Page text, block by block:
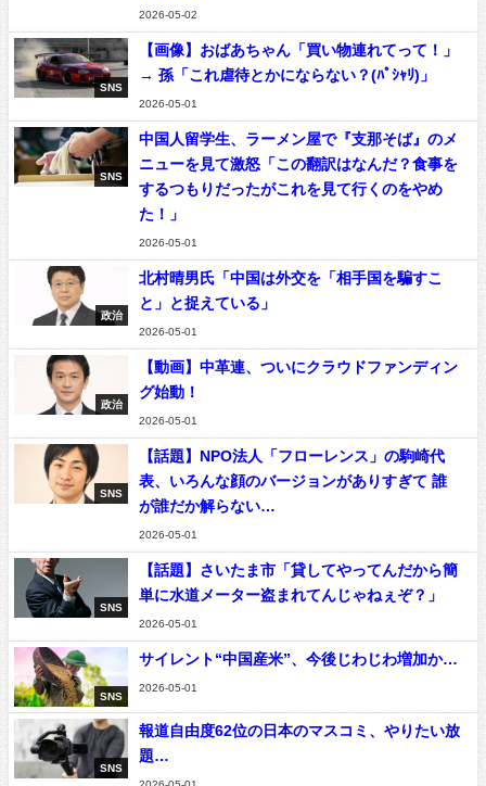
2026-05-02
SNS
【画像】おばあちゃん「買い物連れてって！」
→ 孫「これ虐待とかにならない？(ﾊﾟｼｬﾘ)」
2026-05-01
SNS
中国人留学生、ラーメン屋で『支那そば』のメ
ニューを見て激怒「この翻訳はなんだ？食事を
するつもりだったがこれを見て行くのをやめ
た！」
2026-05-01
政治
北村晴男氏「中国は外交を「相手国を騙すこ
と」と捉えている」
2026-05-01
政治
【動画】中革連、ついにクラウドファンディン
グ始動！
2026-05-01
SNS
【話題】NPO法人「フローレンス」の駒崎代
表、いろんな顔のバージョンがありすぎて 誰
が誰だか解らない…
2026-05-01
SNS
【話題】さいたま市「貸してやってんだから簡
単に水道メーター盗まれてんじゃねぇぞ？」
2026-05-01
SNS
サイレント“中国産米”、今後じわじわ増加か…
2026-05-01
SNS
報道自由度62位の日本のマスコミ、やりたい放
題…